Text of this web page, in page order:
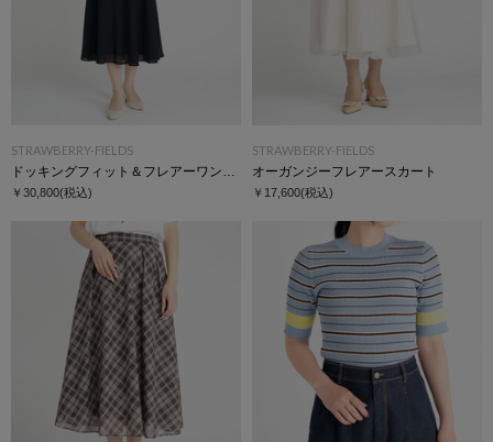
STRAWBERRY-FIELDS
￥30,800(税込)
STRAWBERRY-FIELDS
オーガンジーフレアースカート
￥17,600(税込)